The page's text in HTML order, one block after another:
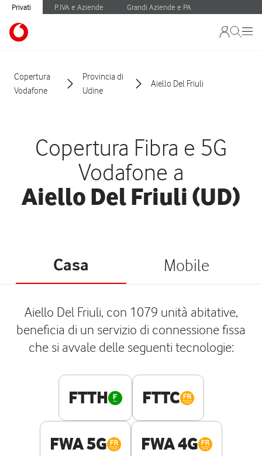
Privati P.IVA e Aziende Grandi Aziende e PA
Copertura
Vodafone
Provincia di
Udine
Aiello Del Friuli
Copertura Fibra e 5G
Vodafone a
Aiello Del Friuli (UD)
Casa Mobile
Aiello Del Friuli, con 1079 unità abitative,
beneficia di un servizio di connessione fissa
che si avvale delle seguenti tecnologie:
FTTH FTTC
FWA 5G FWA 4G